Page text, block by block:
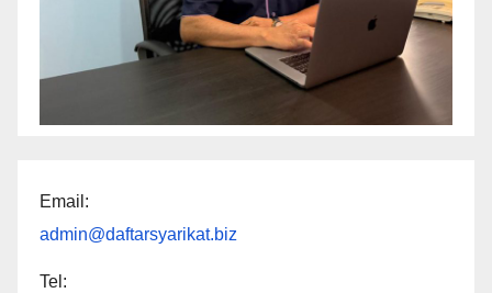
Email:
admin@daftarsyarikat.biz
Tel: